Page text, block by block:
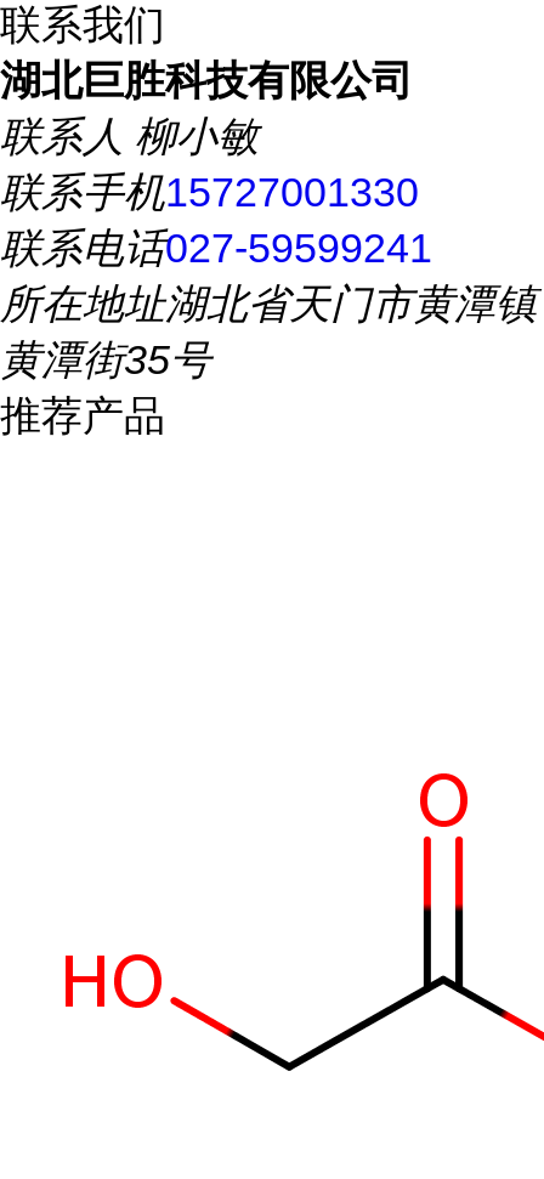
联系我们
湖北巨胜科技有限公司
联系人 柳小敏
联系手机15727001330
联系电话027-59599241
所在地址湖北省天门市黄潭镇
黄潭街35号
推荐产品